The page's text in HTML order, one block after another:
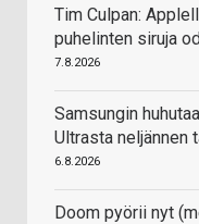
Tim Culpan:
puhelinten siruja
7.8.2026
Samsungin
Ultrasta neljännen
6.8.2026
Doom pyörii nyt